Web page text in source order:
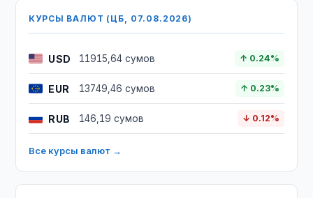
КУРСЫ ВАЛЮТ (ЦБ, 07.08.2026)
USD 11915,64 сумов ↑ 0.24%
EUR 13749,46 сумов ↑ 0.23%
RUB 146,19 сумов ↓ 0.12%
Все курсы валют →